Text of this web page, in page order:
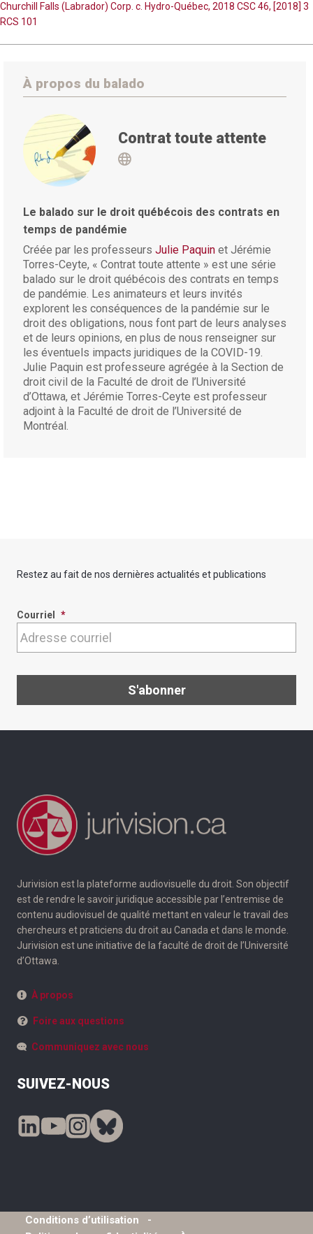
Churchill Falls (Labrador) Corp. c. Hydro-Québec, 2018 CSC 46, [2018] 3
RCS 101
À propos du balado
Contrat toute attente
Visit http://juliepaquin.ca/
Le balado sur le droit québécois des contrats en
temps de pandémie
Créée par les professeurs Julie Paquin et Jérémie
Torres-Ceyte, « Contrat toute attente » est une série
balado sur le droit québécois des contrats en temps
de pandémie. Les animateurs et leurs invités
explorent les conséquences de la pandémie sur le
droit des obligations, nous font part de leurs analyses
et de leurs opinions, en plus de nous renseigner sur
les éventuels impacts juridiques de la COVID-19.
Julie Paquin est professeure agrégée à la Section de
droit civil de la Faculté de droit de l’Université
d’Ottawa, et Jérémie Torres-Ceyte est professeur
adjoint à la Faculté de droit de l’Université de
Montréal.
Restez au fait de nos dernières actualités et publications
Courriel *
Jurivision est la plateforme audiovisuelle du droit. Son objectif
est de rendre le savoir juridique accessible par l’entremise de
contenu audiovisuel de qualité mettant en valeur le travail des
chercheurs et praticiens du droit au Canada et dans le monde.
Jurivision est une initiative de la faculté de droit de l’Université
d’Ottawa.
À propos
Foire aux questions
Communiquez avec nous
SUIVEZ-NOUS
Conditions d’utilisation